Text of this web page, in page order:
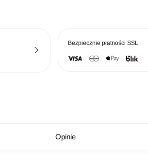
Bezpiecznie płatnościSSL
Opinie